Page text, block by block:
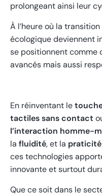
prolongeant ainsi leur
À l’heure où la
écologique deviennent
se positionnent comme
avancés mais aussi
En réinventant le
tactiles sans contact
l’interaction homme-
la fluidité, et la praticité
ces technologies
innovante et surtout
Que ce soit dans le